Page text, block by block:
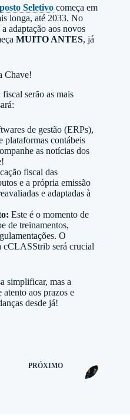
Seletivo começa em
longa, até 2033. No
adaptação aos novos
MUITO ANTES, já
Chave!
serão as mais
de gestão (ERPs),
plataformas contábeis
as notícias dos
fiscal das
e a própria emissão
e adaptadas à
Este é o momento de
de treinamentos,
O
cCLASStrib será crucial
simplificar, mas a
aos prazos e
desde já!
PRÓXIMO